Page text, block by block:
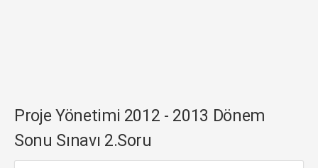
Proje Yönetimi 2012 - 2013 Dönem
Sonu Sınavı 2.Soru